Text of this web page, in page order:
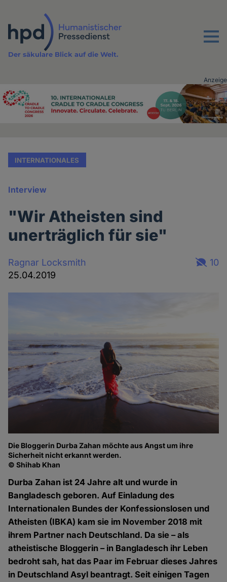
Inhalt
Menu
Der säkulare Blick auf die Welt.
Advertising
Anzeige
INTERNATIONALES
Interview
"Wir Atheisten sind
unerträglich für sie"
Ragnar Locksmith
25.04.2019
10
Die Bloggerin Durba Zahan möchte aus Angst um ihre
Sicherheit nicht erkannt werden.
© Shihab Khan
Durba Zahan ist 24 Jahre alt und wurde in
Bangladesch geboren. Auf Einladung des
Internationalen Bundes der Konfessionslosen und
Atheisten (IBKA) kam sie im November 2018 mit
ihrem Partner nach Deutschland. Da sie – als
atheistische Bloggerin – in Bangladesch ihr Leben
bedroht sah, hat das Paar im Februar dieses Jahres
in Deutschland Asyl beantragt. Seit einigen Tagen